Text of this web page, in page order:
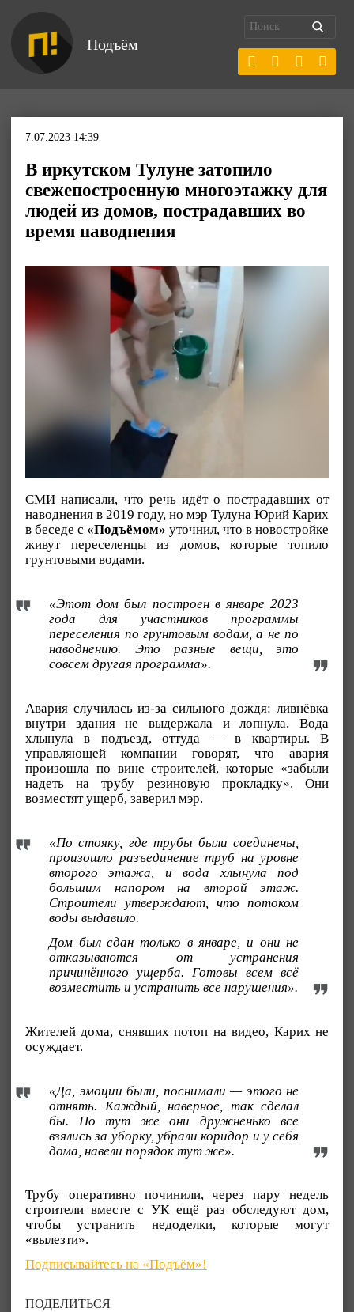
Подъём
7.07.2023 14:39
В иркутском Тулуне затопило
свежепостроенную многоэтажку для
людей из домов, пострадавших во
время наводнения
СМИ написали, что речь идёт о пострадавших от
наводнения в 2019 году, но мэр Тулуна Юрий Карих
в беседе с «Подъёмом» уточнил, что в новостройке
живут переселенцы из домов, которые топило
грунтовыми водами.
«Этот дом был построен в январе 2023
года для участников программы
переселения по грунтовым водам, а не по
наводнению. Это разные вещи, это
совсем другая программа».
Авария случилась из-за сильного дождя: ливнёвка
внутри здания не выдержала и лопнула. Вода
хлынула в подъезд, оттуда — в квартиры. В
управляющей компании говорят, что авария
произошла по вине строителей, которые «забыли
надеть на трубу резиновую прокладку». Они
возместят ущерб, заверил мэр.
«По стояку, где трубы были соединены,
произошло разъединение труб на уровне
второго этажа, и вода хлынула под
большим напором на второй этаж.
Строители утверждают, что потоком
воды выдавило.
Дом был сдан только в январе, и они не
отказываются от устранения
причинённого ущерба. Готовы всем всё
возместить и устранить все нарушения».
Жителей дома, снявших потоп на видео, Карих не
осуждает.
«Да, эмоции были, поснимали — этого не
отнять. Каждый, наверное, так сделал
бы. Но тут же они дружненько все
взялись за уборку, убрали коридор и у себя
дома, навели порядок тут же».
Трубу оперативно починили, через пару недель
строители вместе с УК ещё раз обследуют дом,
чтобы устранить недоделки, которые могут
«вылезти».
Подписывайтесь на «Подъём»!
ПОДЕЛИТЬСЯ